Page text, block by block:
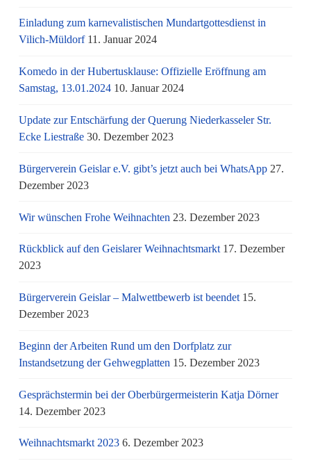
Einladung zum karnevalistischen Mundartgottesdienst in
Vilich-Müldorf 11. Januar 2024
Komedo in der Hubertusklause: Offizielle Eröffnung am
Samstag, 13.01.2024 10. Januar 2024
Update zur Entschärfung der Querung Niederkasseler Str.
Ecke Liestraße 30. Dezember 2023
Bürgerverein Geislar e.V. gibt’s jetzt auch bei WhatsApp 27.
Dezember 2023
Wir wünschen Frohe Weihnachten 23. Dezember 2023
Rückblick auf den Geislarer Weihnachtsmarkt 17. Dezember
2023
Bürgerverein Geislar – Malwettbewerb ist beendet 15.
Dezember 2023
Beginn der Arbeiten Rund um den Dorfplatz zur
Instandsetzung der Gehwegplatten 15. Dezember 2023
Gesprächstermin bei der Oberbürgermeisterin Katja Dörner
14. Dezember 2023
Weihnachtsmarkt 2023 6. Dezember 2023